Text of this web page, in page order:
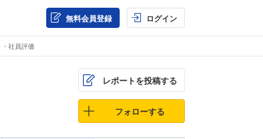
無料会員登録 ログイン
社員評価
レポートを投稿する
フォローする